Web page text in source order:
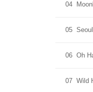
04
05
06 Oh
07 Wild